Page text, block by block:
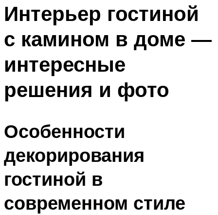
Интерьер гостиной
с камином в доме —
интересные
решения и фото
Особенности
декорирования
гостиной в
современном стиле